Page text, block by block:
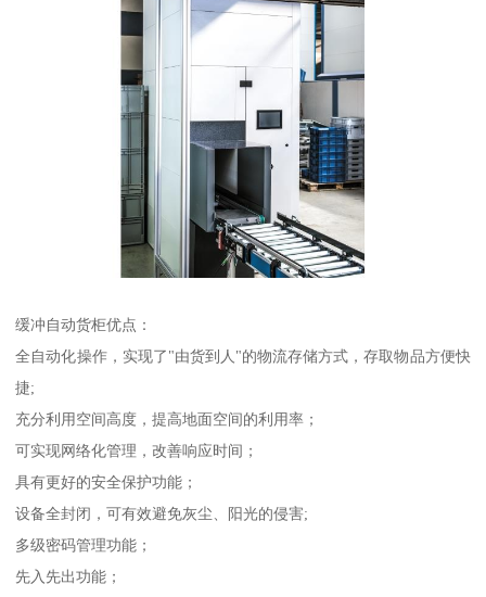
缓冲自动货柜优点：
全自动化操作，实现了"由货到人"的物流存储方式，存取物品方便快
捷;
充分利用空间高度，提高地面空间的利用率；
可实现网络化管理，改善响应时间；
具有更好的安全保护功能；
设备全封闭，可有效避免灰尘、阳光的侵害;
多级密码管理功能；
先入先出功能；